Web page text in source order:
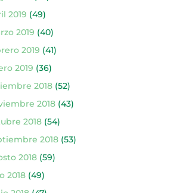
2019 (49)
2019 (40)
2019 (41)
2019 (36)
2018(52)
2018(43)
2018(54)
2018(53)
2018(59)
2018(49)